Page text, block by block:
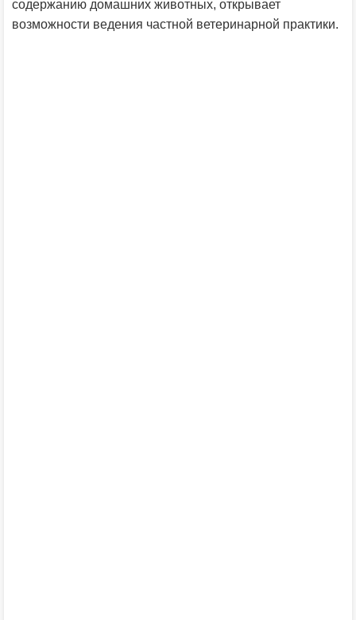
содержанию домашних животных, открывает
возможности ведения частной ветеринарной практики.